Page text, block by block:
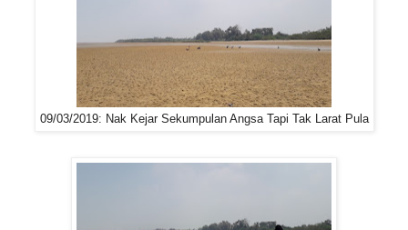
09/03/2019: Nak Kejar Sekumpulan Angsa Tapi Tak Larat Pula